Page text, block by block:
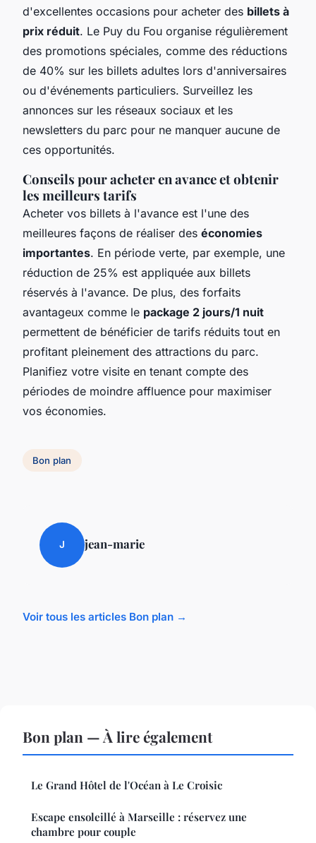
d'excellentes occasions pour acheter des billets à
prix réduit. Le Puy du Fou organise régulièrement
des promotions spéciales, comme des réductions
de 40% sur les billets adultes lors d'anniversaires
ou d'événements particuliers. Surveillez les
annonces sur les réseaux sociaux et les
newsletters du parc pour ne manquer aucune de
ces opportunités.
Conseils pour acheter en avance et obtenir
les meilleurs tarifs
Acheter vos billets à l'avance est l'une des
meilleures façons de réaliser des économies
importantes. En période verte, par exemple, une
réduction de 25% est appliquée aux billets
réservés à l'avance. De plus, des forfaits
avantageux comme le package 2 jours/1 nuit
permettent de bénéficier de tarifs réduits tout en
profitant pleinement des attractions du parc.
Planifiez votre visite en tenant compte des
périodes de moindre affluence pour maximiser
vos économies.
Bon plan
J jean-marie
Voir tous les articles Bon plan →
Bon plan — À lire également
Le Grand Hôtel de l'Océan à Le Croisic
Escape ensoleillé à Marseille : réservez une
chambre pour couple